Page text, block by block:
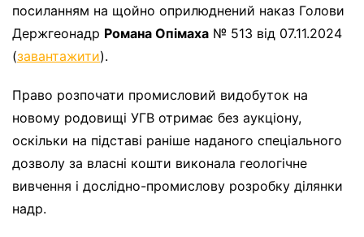
посиланням на щойно оприлюднений наказ Голови
Держгеонадр Романа Опімаха № 513 від 07.11.2024
(завантажити).
Право розпочати промисловий видобуток на
новому родовищі УГВ отримає без аукціону,
оскільки на підставі раніше наданого спеціального
дозволу за власні кошти виконала геологічне
вивчення і дослідно-промислову розробку ділянки
надр.